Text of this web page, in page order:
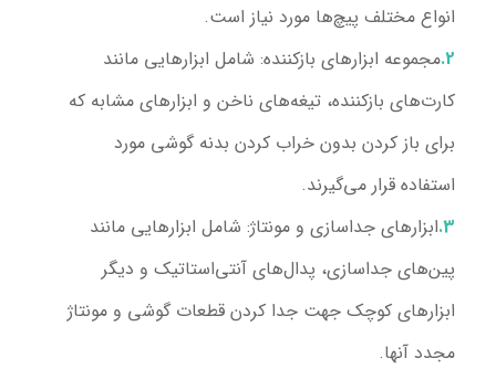
انواع مختلف پیچ‌ها مورد نیاز است.
مجموعه ابزارهای بازکننده: شامل ابزارهایی مانند
کارت‌های بازکننده، تیغه‌های ناخن و ابزارهای مشابه که
برای باز کردن بدون خراب کردن بدنه گوشی مورد
استفاده قرار می‌گیرند.
ابزارهای جداسازی و مونتاژ: شامل ابزارهایی مانند
پین‌های جداسازی، پدال‌های آنتی‌استاتیک و دیگر
ابزارهای کوچک جهت جدا کردن قطعات گوشی و مونتاژ
مجدد آنها.